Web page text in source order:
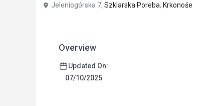
Jeleniogórska 7, Szklarska Poreba, Krkonoše
Overview
Updated On:
07/10/2025